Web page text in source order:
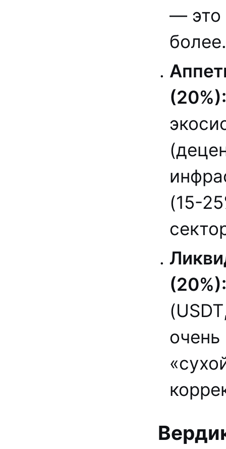
— это
более.
(20%):
(15-
(20%):